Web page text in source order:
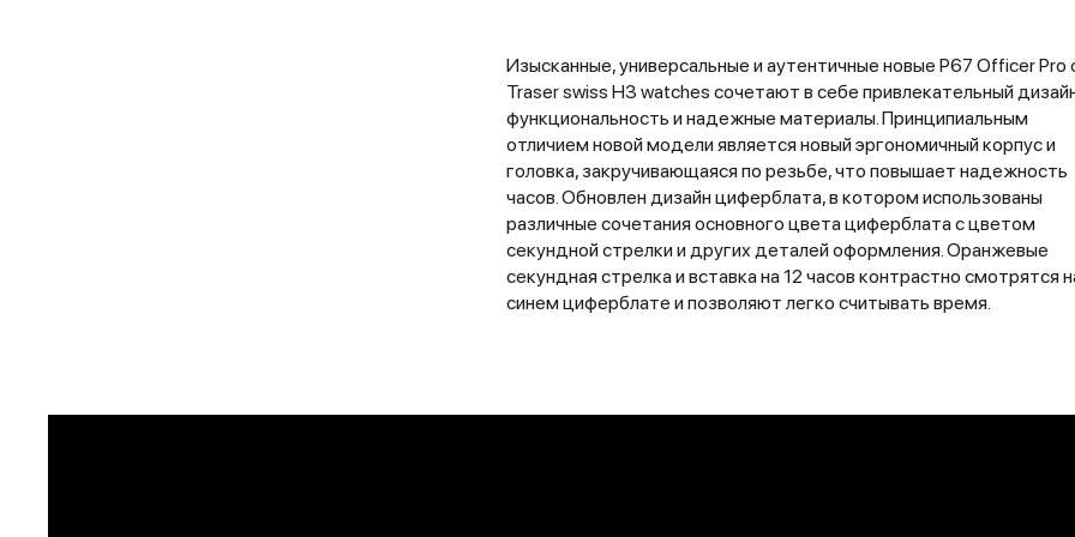
Изысканные, универсальные и аутентичные новые P67 Officer Pro
Traser swiss H3 watches сочетают в себе привлекательный
функциональность и надежные материалы. Принципиальным
отличием новой модели является новый эргономичный корпус и
головка, закручивающаяся по резьбе, что повышает надежность
часов. Обновлен дизайн циферблата, в котором использованы
различные сочетания основного цвета циферблата с цветом
секундной стрелки и других деталей оформления. Оранжевые
секундная стрелка и вставка на 12 часов контрастно смотрятся
синем циферблате и позволяют легко считывать время.